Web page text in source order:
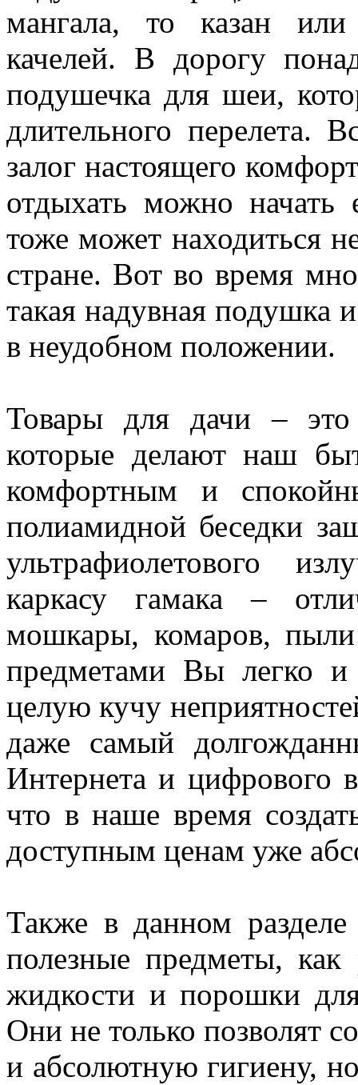
мангала, то казан
качелей. В дорогу
подушечка для шеи,
длительного перелета.
залог настоящего
отдыхать можно
тоже может находиться
стране. Вот во время
такая надувная подушка
в неудобном положении.
Товары для дачи – это
которые делают наш
комфортным и
полиамидной беседки
ультрафиолетового
каркасу гамака –
мошкары, комаров,
предметами Вы легко
целую кучу
даже самый
Интернета и цифрового
что в наше время
доступным ценам уже
Также в данном
полезные предметы, как
жидкости и порошки
Они не только позволят
и абсолютную гигиену,